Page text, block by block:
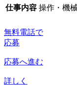
仕事内容 操作・機
無料電話で
応募
応募へ進む
詳しく